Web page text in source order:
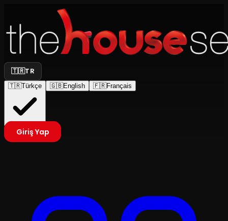
🇹🇷TR
🇹🇷Türkçe 🇬🇧English 🇫🇷Français
Giriş Yap